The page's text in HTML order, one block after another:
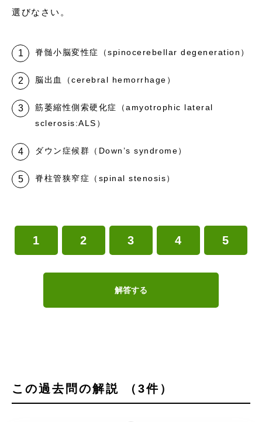
選びなさい。
脊髄小脳変性症（spinocerebellar degeneration）
脳出血（cerebral hemorrhage）
筋萎縮性側索硬化症（amyotrophic lateral
sclerosis:ALS）
ダウン症候群（Down’s syndrome）
脊柱管狭窄症（spinal stenosis）
1 2 3 4 5
解答する
この過去問の解説 （3件）